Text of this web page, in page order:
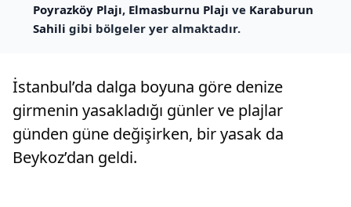
Poyrazköy Plajı, Elmasburnu Plajı ve Karaburun
Sahili gibi bölgeler yer almaktadır.
İstanbul’da dalga boyuna göre denize
girmenin yasakladığı günler ve plajlar
günden güne değişirken, bir yasak da
Beykoz’dan geldi.